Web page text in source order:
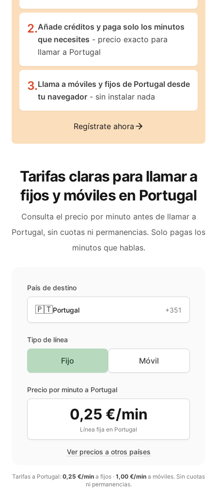
2.Añade créditos y paga solo los minutos
que necesites - precio exacto para
llamar a Portugal
3.Llama a móviles y fijos de Portugal desde
tu navegador - sin instalar nada
Regístrate ahora
Tarifas claras para llamar a
fijos y móviles en Portugal
Consulta el precio por minuto antes de llamar a
Portugal, sin cuotas ni permanencias. Solo pagas los
minutos que hablas.
País de destino
🇵🇹Portugal +351
Tipo de línea
Fijo Móvil
Precio por minuto a Portugal
0,25 €/min
Línea fija en Portugal
Ver precios a otros países
Tarifas a Portugal: 0,25 €/min a fijos · 1,00 €/min a móviles. Sin cuotas
ni permanencias.